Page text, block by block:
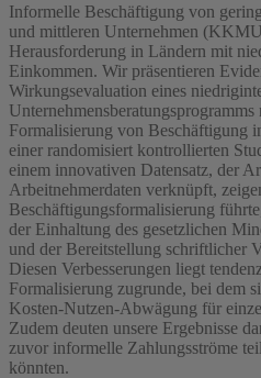
Informelle Beschäftigung von
und mittleren Unternehmen
Herausforderung in Ländern mit
Einkommen. Wir präsentieren
Wirkungsevaluation eines
Formalisierung von Beschäftigung
einer randomisiert kontrollierten
einem innovativen Datensatz, der
Arbeitnehmerdaten verknüpft,
Beschäftigungsformalisierung
der Einhaltung des gesetzlichen
und der Bereitstellung schriftlicher
Diesen Verbesserungen liegt
Formalisierung zugrunde, bei dem
Kosten-Nutzen-Abwägung für
Zudem deuten unsere Ergebnisse
zuvor informelle Zahlungsströme
könnten.